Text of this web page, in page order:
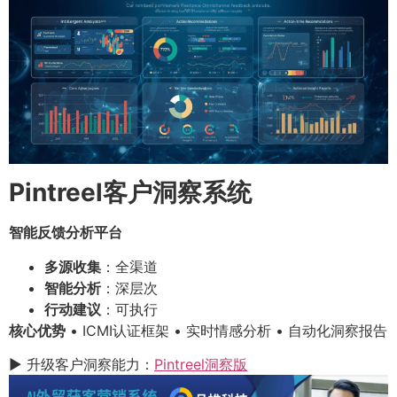
Pintreel客户洞察系统
智能反馈分析平台
多源收集 ：全渠道
智能分析：深层次
行动建议 ：可执行
核心优势 • ICMI认证框架 • 实时情感分析 • 自动化洞察报告
▶ 升级客户洞察能力： Pintreel洞察版